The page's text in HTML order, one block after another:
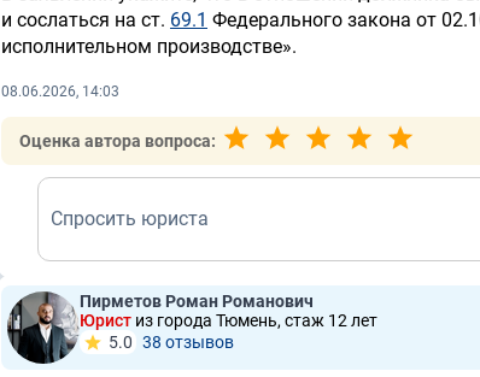
и сослаться на ст. 69.1 Федерального закона от
исполнительном производстве».
08.06.2026, 14:03
Оценка автора вопроса:
Спросить юриста
Пирметов Роман Романович
Юрист из города Тюмень, стаж 12 лет
5.0 38 отзывов